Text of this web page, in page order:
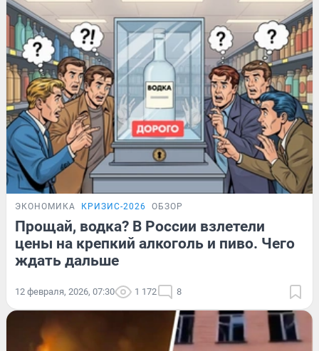
ЭКОНОМИКА КРИЗИС-2026 ОБЗОР
Прощай, водка? В России взлетели
цены на крепкий алкоголь и пиво. Чего
ждать дальше
12 февраля, 2026, 07:30 1 172 8